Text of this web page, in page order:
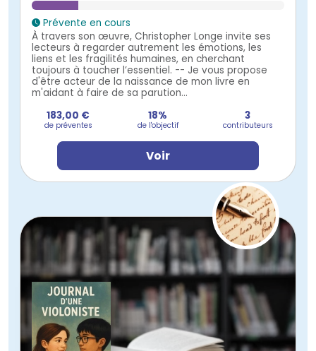
Prévente en cours
À travers son œuvre, Christopher Longe invite ses
lecteurs à regarder autrement les émotions, les
liens et les fragilités humaines, en cherchant
toujours à toucher l’essentiel. -- Je vous propose
d'être acteur de la naissance de mon livre en
m'aidant à faire de sa parution...
183,00 €
de préventes
18%
de l'objectif
3
contributeurs
Voir